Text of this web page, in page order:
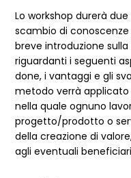
Lo workshop durerà
scambio di
breve introduzione
riguardanti i seguenti
done, i vantaggi e gli
metodo verrà
nella quale ognuno
progetto/prodotto o
della creazione di
agli eventuali